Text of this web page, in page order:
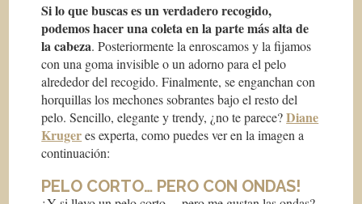
Si lo que buscas es un verdadero recogido,
podemos hacer una coleta en la parte más alta de
la cabeza. Posteriormente la enroscamos y la fijamos
con una goma invisible o un adorno para el pelo
alrededor del recogido. Finalmente, se enganchan con
horquillas los mechones sobrantes bajo el resto del
pelo. Sencillo, elegante y trendy, ¿no te parece?Diane
Krugeres experta, como puedes ver en la imagen a
continuación:
PELO CORTO… PERO CON ONDAS!